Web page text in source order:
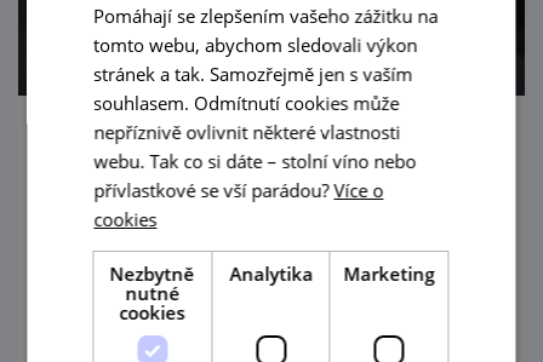
Degustace a prohlídka Vinařství Nešetřil
6. 2. — 18. 12. '26
Zážitková degustace vín s prohlídkou
vinařství Nešetřil Znojmo.
prohlédnout
Pomáhají se zlepšením vašeho zážitku na
tomto webu, abychom sledovali výkon
stránek a tak. Samozřejmě jen s vaším
souhlasem. Odmítnutí cookies může
nepříznivě ovlivnit některé vlastnosti
webu. Tak co si dáte – stolní víno nebo
přívlastkové se vší parádou?Více o
cookies
Nezbytně
nutné
cookies
Analytika Marketing